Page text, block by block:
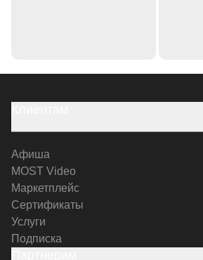
Афиша
MOST Video
Маркетплейс
Сертификаты
Услуги
Подписка